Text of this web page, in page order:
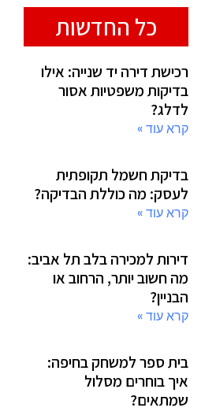
כל החדשות
רכישת דירה יד שנייה: אילו
בדיקות משפטיות אסור
לדלג?
קרא עוד »
בדיקת חשמל תקופתית
לעסק: מה כוללת הבדיקה?
קרא עוד »
דירות למכירה בלב תל אביב:
מה חשוב יותר, הרחוב או
הבניין?
קרא עוד »
בית ספר למשחק בחיפה:
איך בוחרים מסלול
שמתאים?